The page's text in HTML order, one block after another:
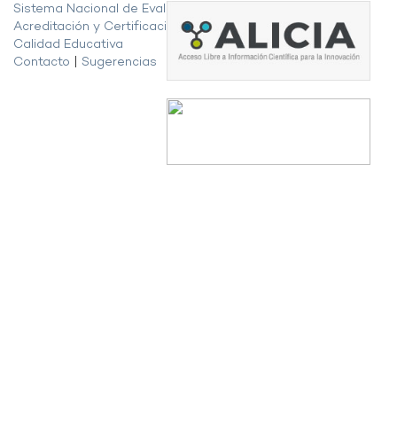
Sistema Nacional de Evaluación,
Acreditación y Certificación de la
Calidad Educativa
Contacto
Sugerencias